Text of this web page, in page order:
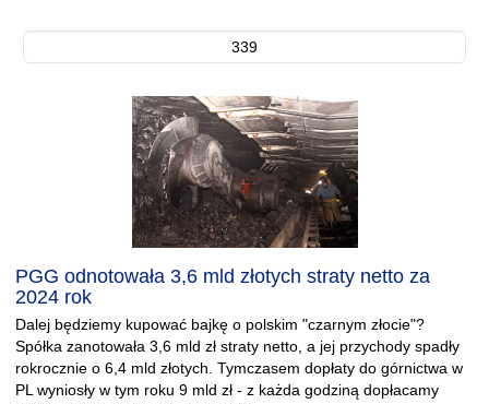
339
PGG odnotowała 3,6 mld złotych straty netto za
2024 rok
Dalej będziemy kupować bajkę o polskim "czarnym złocie"?
Spółka zanotowała 3,6 mld zł straty netto, a jej przychody spadły
rokrocznie o 6,4 mld złotych. Tymczasem dopłaty do górnictwa w
PL wyniosły w tym roku 9 mld zł - z każda godziną dopłacamy